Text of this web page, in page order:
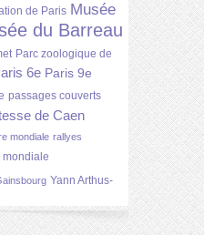
de Paris Musée
du Barreau
Parc zoologique de
6e Paris 9e
passages couverts
de Caen
mondiale rallyes
mondiale
Yann Arthus-